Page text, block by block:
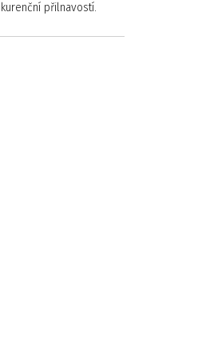
přilnavostí.